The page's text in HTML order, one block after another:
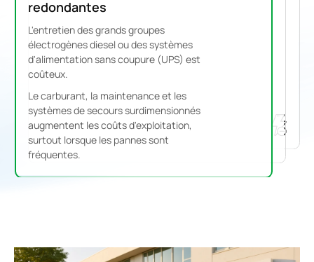
Les réseaux électriques instables
perturbent les opérations commerciales et
entraînent des temps d'arrêt coûteux.
Les installations commerciales, les centres
de données, les hôpitaux et les sites de
production sont de plus en plus exposés
aux risques de pannes de courant
inattendues.
Passage différé à l'alimentation
de secours
Les générateurs traditionnels nécessitent
quelques secondes, voire quelques
minutes, pour démarrer.
Ce retard peut endommager des
équipements sensibles, interrompre les
chaînes de production et provoquer des
pannes des systèmes informatiques.
redondantes
L'entretien des grands groupes
électrogènes diesel ou des systèmes
d'alimentation sans coupure (UPS) est
coûteux.
Le carburant, la maintenance et les
systèmes de secours surdimensionnés
augmentent les coûts d'exploitation,
surtout lorsque les pannes sont
fréquentes.